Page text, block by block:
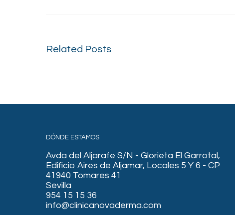
Related Posts
DÓNDE ESTAMOS
Avda del Aljarafe S/N - Glorieta El Garrotal,
Edificio Aires de Aljamar, Locales 5 Y 6 - CP
41940 Tomares 41
Sevilla
954 15 15 36
info@clinicanovaderma.com